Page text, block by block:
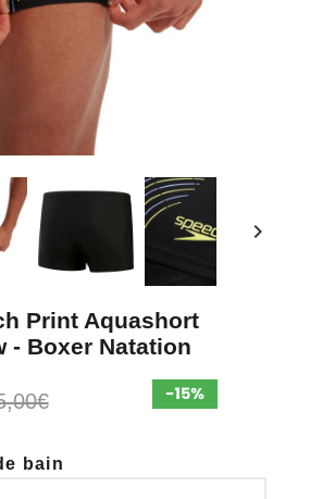
chevron_right
Print Aquashort
- Boxer Natation
bain